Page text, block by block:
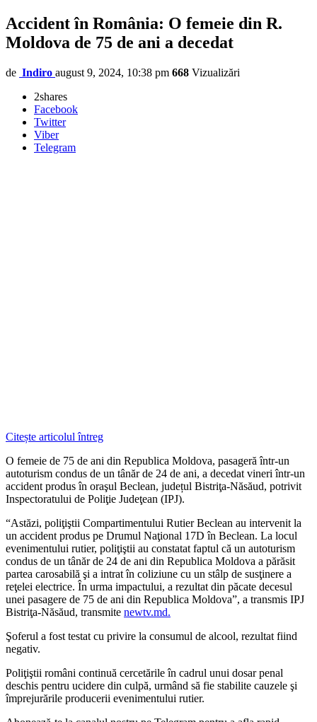
Accident în România: O femeie din R.
Moldova de 75 de ani a decedat
de Indiro august 9, 2024, 10:38 pm 668 Vizualizări
2shares
Facebook
Twitter
Viber
Telegram
Citește articolul întreg
O femeie de 75 de ani din Republica Moldova, pasageră într-un
autoturism condus de un tânăr de 24 de ani, a decedat vineri într-un
accident produs în oraşul Beclean, județul Bistriţa-Năsăud, potrivit
Inspectoratului de Poliţie Judeţean (IPJ).
“Astăzi, poliţiştii Compartimentului Rutier Beclean au intervenit la
un accident produs pe Drumul Naţional 17D în Beclean. La locul
evenimentului rutier, poliţiştii au constatat faptul că un autoturism
condus de un tânăr de 24 de ani din Republica Moldova a părăsit
partea carosabilă şi a intrat în coliziune cu un stâlp de susţinere a
reţelei electrice. În urma impactului, a rezultat din păcate decesul
unei pasagere de 75 de ani din Republica Moldova”, a transmis IPJ
Bistriţa-Năsăud, transmite newtv.md.
Şoferul a fost testat cu privire la consumul de alcool, rezultat fiind
negativ.
Poliţiştii români continuă cercetările în cadrul unui dosar penal
deschis pentru ucidere din culpă, urmând să fie stabilite cauzele şi
împrejurările producerii evenimentului rutier.